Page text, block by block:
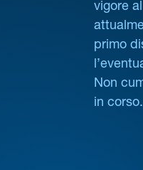
vigore
primo
Non
in corso.